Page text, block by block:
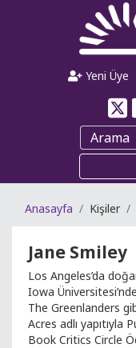
Yeni Üye
Anasayfa Kişiler
Jane Smiley
Los Angeles’da
Iowa
The Greenlanders
Acres adlı yapıtıyla
Book Critics Circle